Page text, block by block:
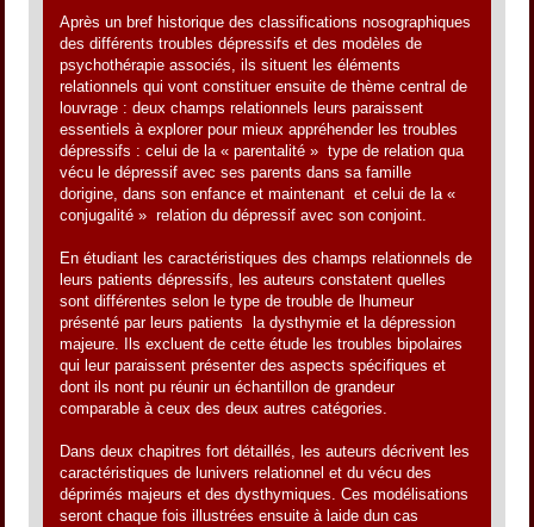
Après un bref historique des classifications nosographiques
des différents troubles dépressifs et des modèles de
psychothérapie associés, ils situent les éléments
relationnels qui vont constituer ensuite de thème central de
louvrage : deux champs relationnels leurs paraissent
essentiels à explorer pour mieux appréhender les troubles
dépressifs : celui de la « parentalité »  type de relation qua
vécu le dépressif avec ses parents dans sa famille
dorigine, dans son enfance et maintenant  et celui de la «
conjugalité »  relation du dépressif avec son conjoint.
En étudiant les caractéristiques des champs relationnels de
leurs patients dépressifs, les auteurs constatent quelles
sont différentes selon le type de trouble de lhumeur
présenté par leurs patients  la dysthymie et la dépression
majeure. Ils excluent de cette étude les troubles bipolaires
qui leur paraissent présenter des aspects spécifiques et
dont ils nont pu réunir un échantillon de grandeur
comparable à ceux des deux autres catégories.
Dans deux chapitres fort détaillés, les auteurs décrivent les
caractéristiques de lunivers relationnel et du vécu des
déprimés majeurs et des dysthymiques. Ces modélisations
seront chaque fois illustrées ensuite à laide dun cas